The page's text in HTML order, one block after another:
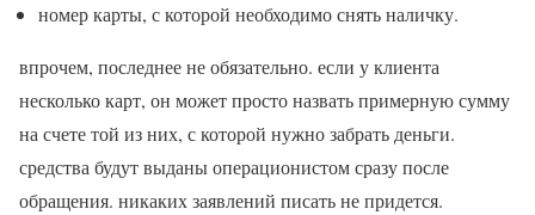
номер карты, с которой необходимо снять наличку.
впрочем, последнее не обязательно. если у клиента
несколько карт, он может просто назвать примерную сумму
на счете той из них, с которой нужно забрать деньги.
средства будут выданы операционистом сразу после
обращения. никаких заявлений писать не придется.